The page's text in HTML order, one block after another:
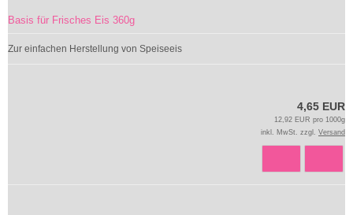
Basis für Frisches Eis 360g
Zur einfachen Herstellung von Speiseeis
4,65 EUR
12,92 EUR pro 1000g
inkl. MwSt. zzgl. Versand